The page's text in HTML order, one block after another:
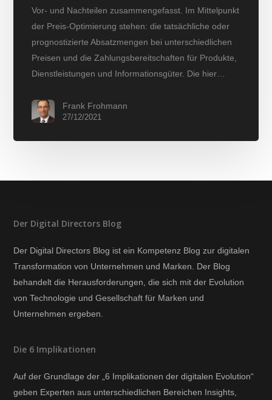
Vor- und Nachteilen zusammengefasst. Im Mittelpunkt
der Preis-Optimierung stehen: die tatsächliche oder
prognostizierte Absatzmengen bei unterschiedlichen
Preisen und die Zahlungsbereitschaften für Produkte,
Dienstleistungen und Informationsgüter. Die hier…
Frank Frohmann
27/12/2021
Der Digital Directors Blog
Der Digital Directors Blog ist ein Kompetenz Blog zur digitalen
Transformation von Unternehmen und Marken. Der Blog
behandelt die Herausforderungen, die sich mit der Evolution
von Technologie und Gesellschaft für Marken und
Unternehmen ergeben.
Die 6 Implikationen
Auf der Grundlage der „6 Implikationen der digitalen Evolution“
geben Experten aus unterschiedlichen Bereichen Insights,